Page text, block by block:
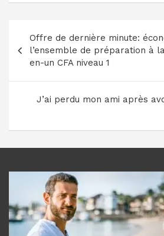
Navigation
de
l’article
Offre de dernière minute:
l’ensemble de préparation à
en-un CFA niveau 1
J’ai perdu mon ami après